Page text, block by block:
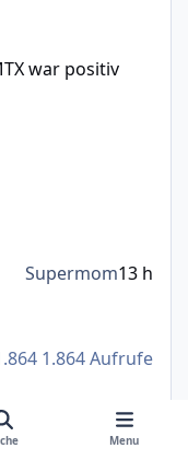
war positiv
1.864 Aufrufe
Supermom13 h
Menu